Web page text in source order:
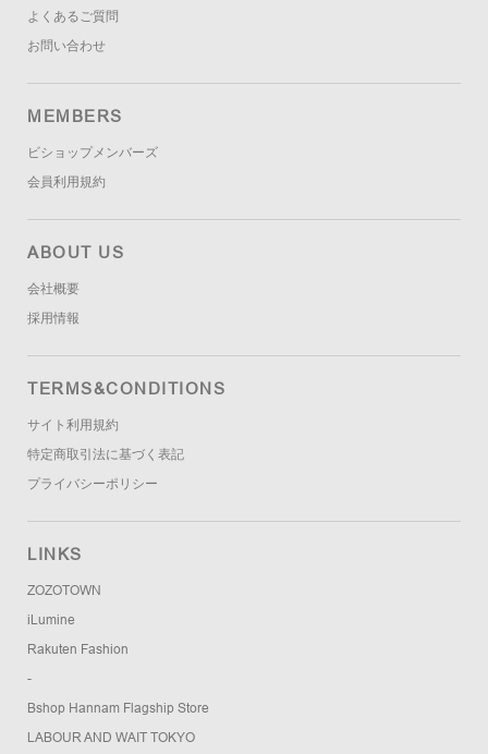
よくあるご質問
お問い合わせ
MEMBERS
ビショップメンバーズ
会員利用規約
ABOUT US
会社概要
採用情報
TERMS&CONDITIONS
サイト利用規約
特定商取引法に基づく表記
プライバシーポリシー
LINKS
ZOZOTOWN
iLumine
Rakuten Fashion
-
Bshop Hannam Flagship Store
LABOUR AND WAIT TOKYO